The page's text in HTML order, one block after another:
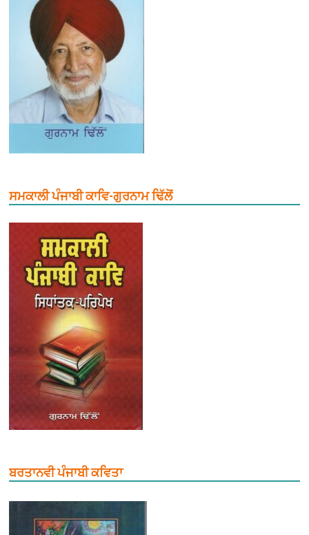
ਸਮਕਾਲੀ ਪੰਜਾਬੀ ਕਾਵਿ-ਗੁਰਨਾਮ ਢਿੱਲੋਂ
ਬਰਤਾਨਵੀ ਪੰਜਾਬੀ ਕਵਿਤਾ